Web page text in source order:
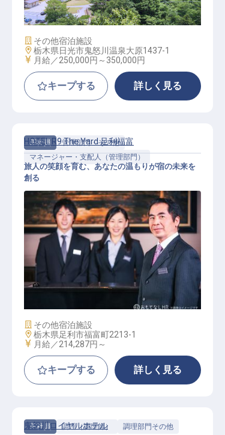
/ 正社員
施設業態
その他宿泊施設
勤務地
栃木県日光市鬼怒川温泉大原1437-1
給与
月給／250,000円～ 350,000円
キープする 詳しく見る
正社員
管理部門・その他
マネージャー・支配人（管理部門）
【HOTEL R9 The Yard 足利福富】運
営マネージャー
HOTEL R9 The Yard 足利福富
旅人の笑顔を育む、あなたの温もりが宿の未来を
創る
施設業態
その他宿泊施設
勤務地
栃木県足利市福富町2213-1
給与
月給／214,287円～
キープする 詳しく見る
正社員 調理（調理師） 調理部門その他
鬼怒川ロイヤルホテル